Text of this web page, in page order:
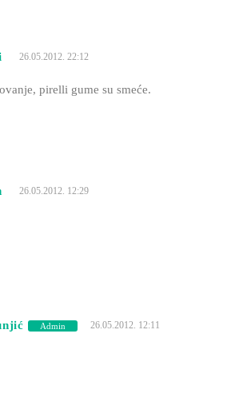
26.05.2012. 22:12
pirelli gume su smeće.
26.05.2012. 12:29
Admin 26.05.2012. 12:11